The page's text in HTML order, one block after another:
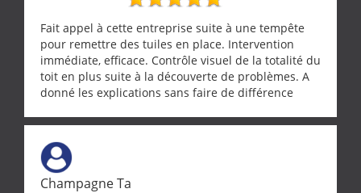
Fait appel à cette entreprise suite à une tempête
pour remettre des tuiles en place. Intervention
immédiate, efficace. Contrôle visuel de la totalité du
toit en plus suite à la découverte de problèmes. A
donné les explications sans faire de différence
Champagne Ta